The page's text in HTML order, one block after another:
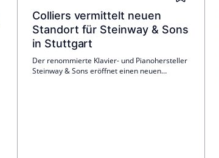
Colliers vermittelt neuen
Standort für Steinway & Sons
in Stuttgart
Der renommierte Klavier- und Pianohersteller
Steinway & Sons eröffnet einen neuen